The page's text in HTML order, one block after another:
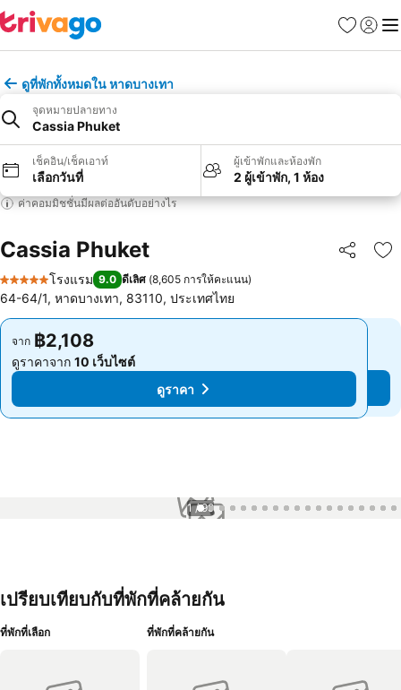
รายการโป
เข้าสู่ร
เมนู
ดูที่พักทั้งหมดใน หาดบางเทา
จุดหมายปลายทาง
Cassia Phuket
เช็คอิน/เช็คเอาท์
เลือกวันที่
ผู้เข้าพักและห้องพัก
2 ผู้เข้าพัก, 1 ห้อง
ค่าคอมมิชชั่นมีผลต่ออันดับอย่างไร
Cassia Phuket แชร์
เ
5 ดาว
โรงแรม 9.0 ดีเลิศ (8,605 การให้คะแนน)
64-64/1, หาดบางเทา, 83110, ประเทศไทย
จาก ฿2,108
ดูราคาจาก 10 เว็บไซต์
ดูราคา
จาก ฿2,108
ดูราคาจาก 10 เว็บไซต์
ดูราคา
1 / 99
เปรียบเทียบกับที่พักที่คล้ายกัน
ที่พักที่เลือก ที่พักที่คล้ายกัน